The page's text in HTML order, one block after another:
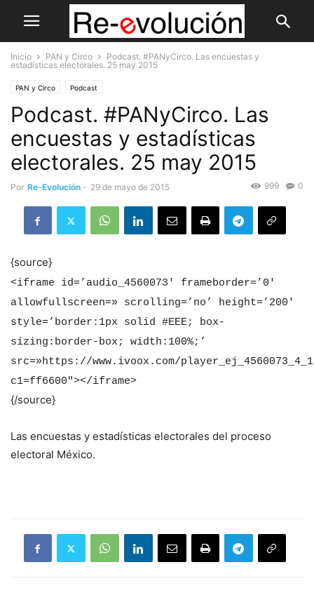
Inicio PAN y Circo
Podcast. #PANyCirco. Las encuestas y
estadísticas electorales. 25 may 2015
PAN y Circo Podcast
Podcast. #PANyCirco. Las
encuestas y estadísticas
electorales. 25 may 2015
Por Re-Evolución - 29 de mayo de 2015 0
999
{source}
<iframe id=’audio_4560073′ frameborder=’0′
allowfullscreen=» scrolling=’no’ height=’200′
style=’border:1px solid #EEE; box-
sizing:border-box; width:100%;’
src=»https://www.ivoox.com/
c1=ff6600″></iframe>
{/source}
Las encuestas y estadísticas electorales del proceso
electoral México.